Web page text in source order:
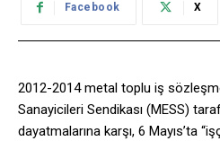
Facebook X
2012-2014 metal toplu iş
Sanayicileri Sendikası (MESS)
dayatmalarına karşı, 6 Mayıs’ta